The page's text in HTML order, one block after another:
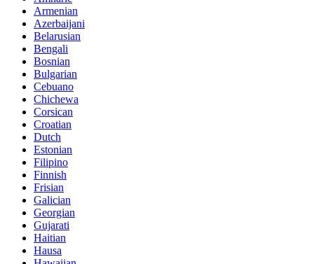
Armenian
Azerbaijani
Belarusian
Bengali
Bosnian
Bulgarian
Cebuano
Chichewa
Corsican
Croatian
Dutch
Estonian
Filipino
Finnish
Frisian
Galician
Georgian
Gujarati
Haitian
Hausa